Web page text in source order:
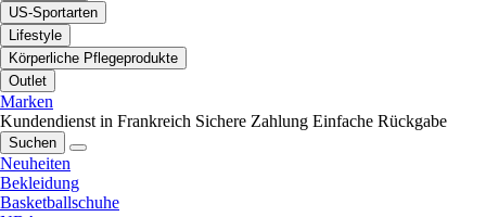
US-Sportarten
Lifestyle
Körperliche Pflegeprodukte
Outlet
Marken
Kundendienst in Frankreich Sichere Zahlung Einfache Rückgabe
Suchen
Neuheiten
Bekleidung
Basketballschuhe